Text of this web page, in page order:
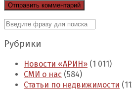
Рубрики
Новости «АРИН» (1 011)
СМИ о нас (584)
Статьи по недвижимости